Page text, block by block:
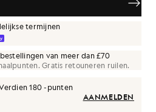
termijnen
van meer dan £70
Gratis retouneren ruilen.
180-punten
AANMELDEN